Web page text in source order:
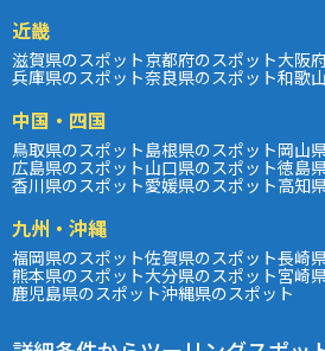
近畿
滋賀県のスポット京都府のスポット大阪
兵庫県のスポット奈良県のスポット和歌
中国・四国
鳥取県のスポット島根県のスポット岡山
広島県のスポット山口県のスポット徳島
香川県のスポット愛媛県のスポット高知
九州・沖縄
福岡県のスポット佐賀県のスポット長崎
熊本県のスポット大分県のスポット宮崎
鹿児島県のスポット沖縄県のスポット